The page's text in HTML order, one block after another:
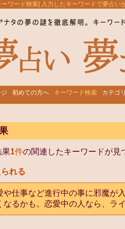
ワード検索] 入力したキーワードで夢占い
カテゴ
キーワード検索
初めての方へ
果1件の関連したキーワードが見
れる
や仕事など進行中の事に邪魔が
なるかも。恋愛中の人なら、ラ